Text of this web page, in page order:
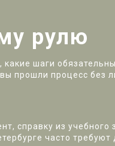
рулю
шаги
прошли процесс без
справку из учебного
часто требуют